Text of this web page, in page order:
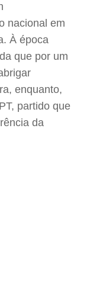
nacional em
À época
que por um
enquanto,
partido que
da